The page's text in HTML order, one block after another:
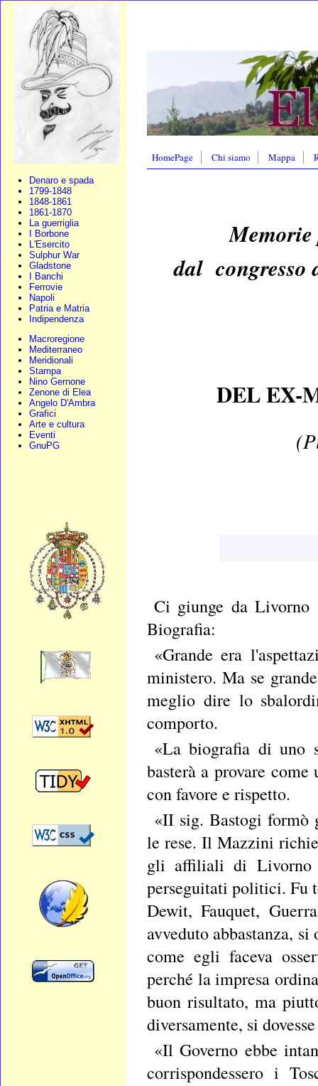
Denaro e spada
1799-1848
1848-1861
1861-1870
La guerriglia
I Borbone
L'Esercito
Sulphur War
Gladstone
I Banchi
Ferrovie
Napoli
Patria e Matria
Indipendenza
Macroregione
Mediterraneo
Meridionali
Stampa
Nino Gernone
Zenone di Elea
Angelo D'Ambra
Grafici
Arte e cultura
Eventi
GnuPG
HomePage Chi siamo Mappa
dal
DEL EX-
Ci giunge da Livorno
Biografia:
«Grande era
ministero. Ma se
meglio dire lo
comporto.
«La biografia di uno
basterà a provare
con favore e rispetto.
«II sig. Bastogi formò
le rese. Il Mazzini
gli affiliali di Livorno
perseguitati politici. Fu
Dewit, Fauquet,
avveduto abbastanza,
come egli faceva
perché la impresa
buon risultato, ma
diversamente, si
«Il Governo ebbe
corrispondessero i